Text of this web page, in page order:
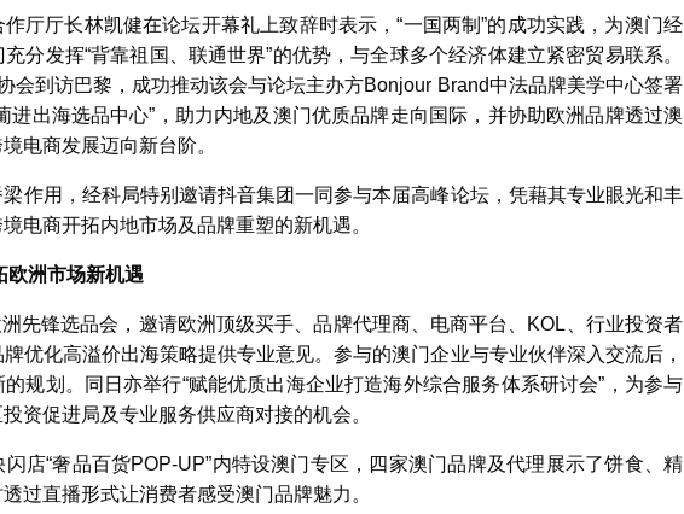
厅厅长林凯健在论坛开幕礼上致辞时表示，“一国两制”的成功实践，为澳门经
分发挥“背靠祖国、联通世界”的优势，与全球多个经济体建立紧密贸易联系。
会到访巴黎，成功推动该会与论坛主办方Bonjour Brand中法品牌美学中心签署
进出海选品中心”，助力内地及澳门优质品牌走向国际，并协助欧洲品牌透过澳
电商发展迈向新台阶。
作用，经科局特别邀请抖音集团一同参与本届高峰论坛，凭藉其专业眼光和丰
电商开拓内地市场及品牌重塑的新机遇。
欧洲市场新机遇
洲先锋选品会，邀请欧洲顶级买手、品牌代理商、电商平台、KOL、行业投资者
优化高溢价出海策略提供专业意见。参与的澳门企业与专业伙伴深入交流后，
规划。同日亦举行“赋能优质出海企业打造海外综合服务体系研讨会”，为参与
资促进局及专业服务供应商对接的机会。
店“奢品百货POP-UP”内特设澳门专区，四家澳门品牌及代理展示了饼食、精
过直播形式让消费者感受澳门品牌魅力。